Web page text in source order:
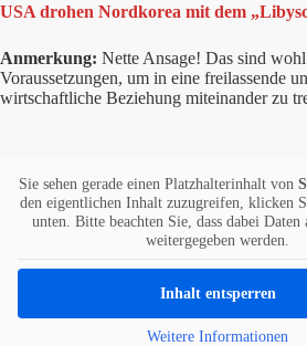
USA drohen Nordkorea mit dem
Anmerkung: Nette Ansage! Das sind
Voraussetzungen, um in eine freilassende
wirtschaftliche Beziehung miteinander zu
Sie sehen gerade einen Platzhalterinhalt von
den eigentlichen Inhalt zuzugreifen, klicken
unten. Bitte beachten Sie, dass dabei
weitergegeben werden.
Inhalt entsperren
Weitere Informationen